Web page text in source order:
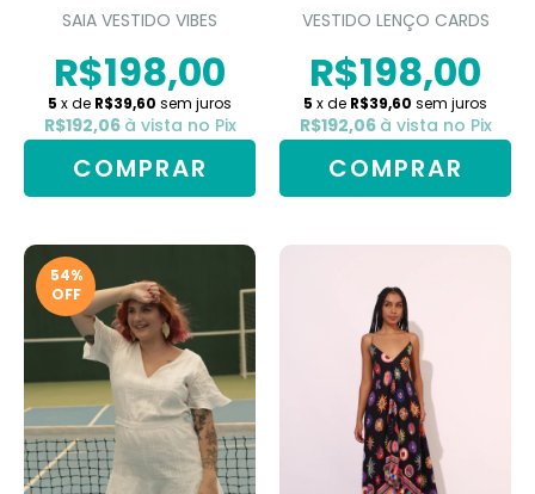
SAIA VESTIDO VIBES
R$198,00
5 x de R$39,60 sem juros
R$192,06 à vista no Pix
COMPRAR
VESTIDO LENÇO CARDS
R$198,00
5 x de R$39,60 sem juros
R$192,06 à vista no Pix
COMPRAR
54%
OFF